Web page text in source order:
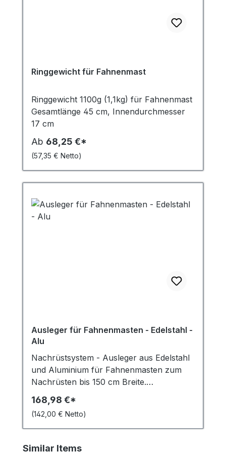
Ringgewicht für Fahnenmast
Ringgewicht 1100g (1,1kg) für Fahnenmast
Gesamtlänge 45 cm, Innendurchmesser
17 cm
Ab 68,25 €*
(57,35 € Netto)
Ausleger für Fahnenmasten - Edelstahl -
Alu
Nachrüstsystem - Ausleger aus Edelstahl
und Aluminium für Fahnenmasten zum
Nachrüsten bis 150 cm Breite.
(kürzbar)Mit diesem Ausleger können
normale Fahnenmasten so verwendet
werden, dass die Fahne auch bei
Windstille voll sichtbar bleibt. Wenn Sie
auf der Suche nach Auslegern aus
168,98 €*
(142,00 € Netto)
Produktgalerie überspringen
Similar Items